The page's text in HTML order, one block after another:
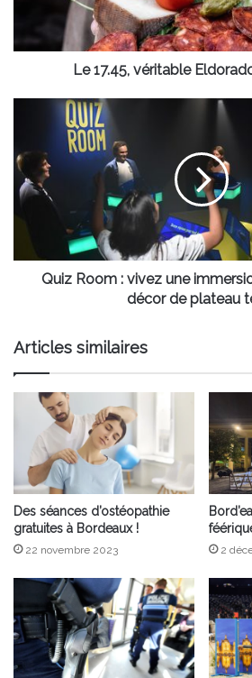
Le 17.45, véritable
vivez
une
immersion
un
décor
!
Quiz Room : vivez une
décor de plateau
Articles similaires
Des séances d’ostéopathie
gratuites à Bordeaux !
22 novembre 2023 2